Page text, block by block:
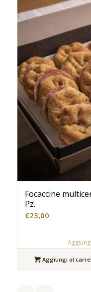
Focaccine
Pz.
€23,00
Aggiungi al